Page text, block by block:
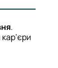
.